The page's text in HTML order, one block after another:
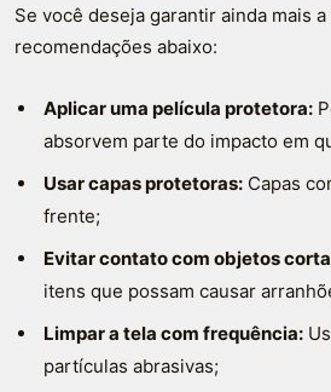
Se você deseja garantir ainda mais
recomendações abaixo:
Aplicar uma película protetora:
absorvem parte do impacto em
Usar capas protetoras: Capas
frente;
Evitar contato com objetos
itens que possam causar
Limpar a tela com frequência:
partículas abrasivas;